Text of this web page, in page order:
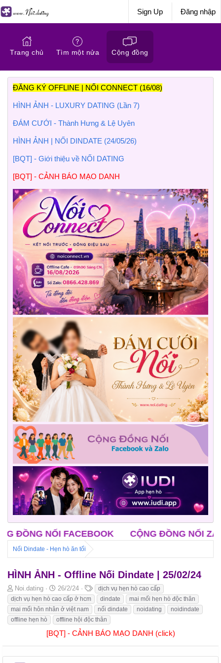
Sign Up Đăng nhập
Trang chủ Tìm một nửa Cộng đồng
ĐĂNG KÝ OFFLINE | NỐI CONNECT (16/08)
HÌNH ẢNH - LUXURY DATING (Lần 7)
ĐÁM CƯỚI - Thành Hưng & Lệ Uyên
HÌNH ẢNH | NỐI DINDATE (24/05/26)
[BQT] - Giới thiệu về NỐI DATING
[BQT] - CẢNH BÁO MẠO DANH
FACEBOOK CỘNG ĐỒNG NỐI ZALO
Nối Dindate - Hẹn hò ăn tối
HÌNH ẢNH - Offline Nối Dindate | 25/02/24
B
ắ
t
đ
ầ
Noi.dating
N
g
à
y
b
ắ
ầ
26/2/24
T
h
ẻ
dịch vụ hẹn hò cao cấp
dịch vụ hẹn hò cao cấp ở hcm
dindate
mai mối hẹn hò độc thân
mai mối hôn nhân ở việt nam
nối dindate noidating
noidindate
offline hẹn hò
offline hội độc thân
[BQT] - CẢNH BÁO MẠO DANH (click)